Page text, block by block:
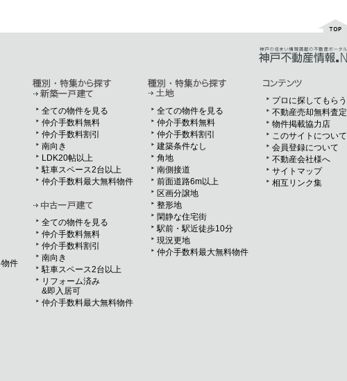
件
全ての物件を見る
仲介手数料無料
仲介手数料割引
南向き
LDK20帖以上
駐車スペース2台以上
仲介手数料最大無料物件
全ての物件を見る
仲介手数料無料
仲介手数料割引
南向き
駐車スペース2台以上
リフォーム済み
&即入居可
仲介手数料最大無料物件
全ての物件を見る
仲介手数料無料
仲介手数料割引
建築条件なし
角地
南側接道
前面道路6m以上
区画分譲地
整形地
閑静な住宅街
駅前・駅近徒歩10分
現況更地
仲介手数料最大無料物件
プロに探してもらう
不動産売却無料査定
物件掲載協力店
このサイトについて
会員登録について
不動産会社様へ
サイトマップ
相互リンク集